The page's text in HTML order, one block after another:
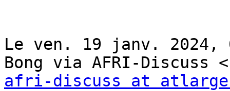
Le ven. 19 janv.
afri-discuss at